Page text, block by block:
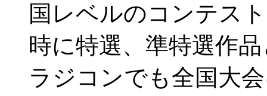
国レベルのコンテス
時に特選、準特選作
ラジコンでも全国大